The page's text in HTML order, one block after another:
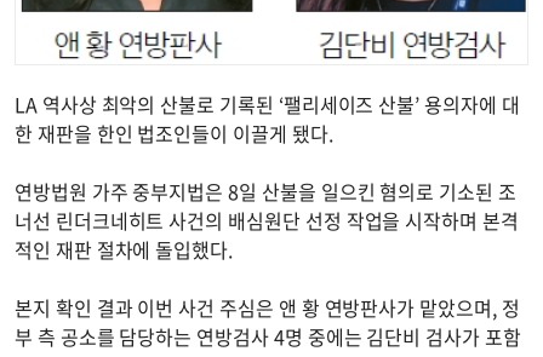
LA 역사상 최악의 산불로 기록된 ‘팰리세이즈 산불’ 용의자에 대
한 재판을 한인 법조인들이 이끌게 됐다.
연방법원 가주 중부지법은 8일 산불을 일으킨 혐의로 기소된 조
너선 린더크네히트 사건의 배심원단 선정 작업을 시작하며 본격
적인 재판 절차에 돌입했다.
본지 확인 결과 이번 사건 주심은 앤 황 연방판사가 맡았으며, 정
부 측 공소를 담당하는 연방검사 4명 중에는 김단비 검사가 포함